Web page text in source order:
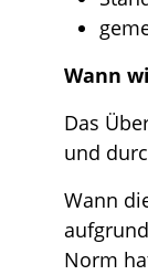
Wann
Das
und
Wann
Norm